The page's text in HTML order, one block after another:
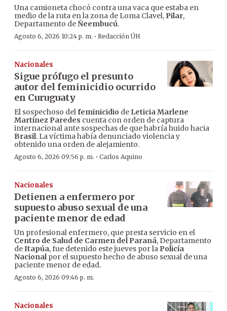
Una camioneta chocó contra una vaca que estaba en
medio de la ruta en la zona de Loma Clavel, Pilar,
Departamento deÑeembucú.
Agosto 6, 2026 10:24 p. m. · Redacción ÚH
Nacionales
Sigue prófugo el presunto
autor del feminicidio ocurrido
en Curuguaty
El sospechoso delfeminicidio de Leticia Marlene
Martínez Paredes cuenta con orden de captura
internacional ante sospechas de que habría huido hacia
Brasil. La víctima había denunciado violencia y
obtenido una orden de alejamiento.
Agosto 6, 2026 09:56 p. m. · Carlos Aquino
Nacionales
Detienen a enfermero por
supuesto abuso sexual de una
paciente menor de edad
Un profesional enfermero, que presta servicio en el
Centro de Salud de Carmen del Paraná, Departamento
deItapúa, fue detenido este jueves por la Policía
Nacionalpor el supuesto hecho de abuso sexual de una
paciente menor de edad.
Agosto 6, 2026 09:46 p. m.
Nacionales